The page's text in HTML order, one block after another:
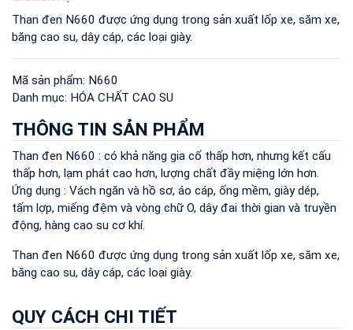
Than đen N660 được ứng dụng trong sản xuất lốp xe, săm xe,
băng cao su, dây cáp, các loại giày.
Mã sản phẩm: N660
Danh mục: HÓA CHẤT CAO SU
THÔNG TIN SẢN PHẨM
Than đen N660 : có khả năng gia cố thấp hơn, nhưng kết cấu
thấp hơn, lạm phát cao hơn, lượng chất đầy miệng lớn hơn.
Ứng dụng : Vách ngăn và hồ sơ, áo cáp, ống mềm, giày dép,
tấm lợp, miếng đệm và vòng chữ O, dây đai thời gian và truyền
động, hàng cao su cơ khí.
Than đen N660 được ứng dụng trong sản xuất lốp xe, săm xe,
băng cao su, dây cáp, các loại giày.
QUY CÁCH CHI TIẾT